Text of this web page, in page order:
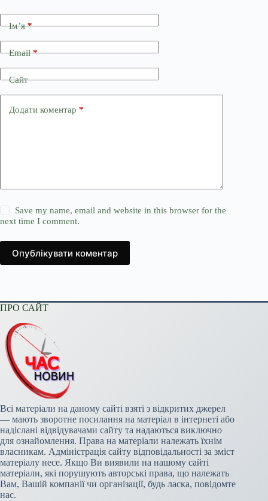
Ім’я*
Email*
Сайт
Додати коментар *
Save my name, email and website in this browser for the
next time I comment.
Опублікувати коментар
ПРО САЙТ
Всі матеріали на даному сайті взяті з відкритих джерел
— мають зворотне посилання на матеріал в інтернеті або
надіслані відвідувачами сайту та надаються виключно
для ознайомлення. Права на матеріали належать їхнім
власникам. Адміністрація сайту відповідальності за зміст
матеріалу несе. Якщо Ви виявили на нашому сайті
матеріали, які порушують авторські права, що належать
Вам, Вашій компанії чи організації, будь ласка, повідомте
нас.